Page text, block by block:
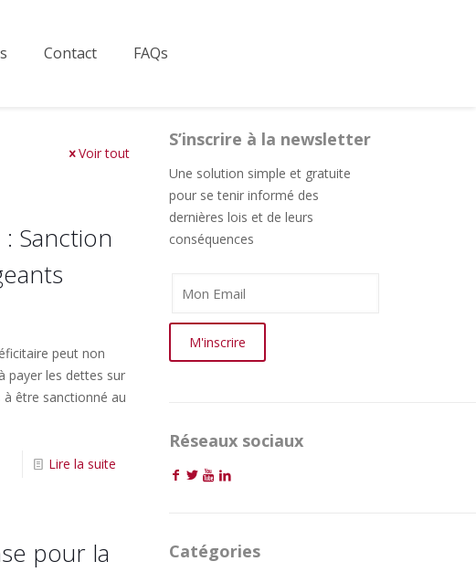
Contact FAQs
Voir tout
Sanction
peut non
payer les dettes sur
être sanctionné au
Lire la suite
pour la
S’inscrire à la newsletter
Une solution simple et gratuite
pour se tenir informé des
dernières lois et de leurs
conséquences
Réseaux sociaux
Catégories